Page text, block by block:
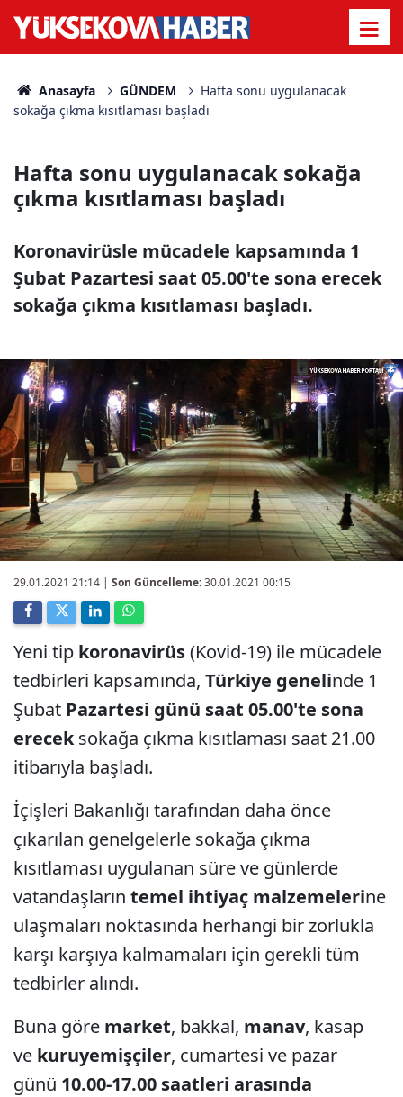
Anasayfa GÜNDEM
Hafta sonu uygulanacak
sokağa çıkma kısıtlaması başladı
Hafta sonu uygulanacak sokağa
çıkma kısıtlaması başladı
Koronavirüsle mücadele kapsamında 1
Şubat Pazartesi saat 05.00'te sona erecek
sokağa çıkma kısıtlaması başladı.
29.01.2021 21:14 | Son Güncelleme:30.01.2021 00:15
Yeni tip koronavirüs(Kovid-19) ile mücadele
tedbirleri kapsamında, Türkiye genelinde 1
Şubat Pazartesi günü saat 05.00'te sona
ereceksokağa çıkma kısıtlaması saat 21.00
itibarıyla başladı.
İçişleri Bakanlığı tarafından daha önce
çıkarılan genelgelerle sokağa çıkma
kısıtlaması uygulanan süre ve günlerde
vatandaşların temel ihtiyaç malzemelerine
ulaşmaları noktasında herhangi bir zorlukla
karşı karşıya kalmamaları için gerekli tüm
tedbirler alındı.
Buna göre market, bakkal, manav, kasap
ve kuruyemişçiler, cumartesi ve pazar
günü 10.00-17.00 saatleri arasında